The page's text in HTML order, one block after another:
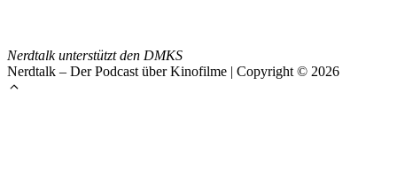
Nerdtalk unterstützt den DMKS
Nerdtalk – Der Podcast über Kinofilme | Copyright © 2026